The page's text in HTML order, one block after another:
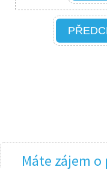
Máte zájem